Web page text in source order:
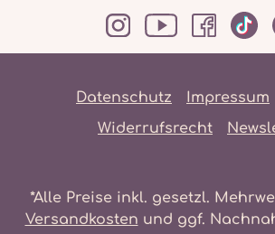
Datenschutz Impressum
Widerrufsrecht
*Alle Preise inkl. gesetzl.
Versandkosten und ggf.